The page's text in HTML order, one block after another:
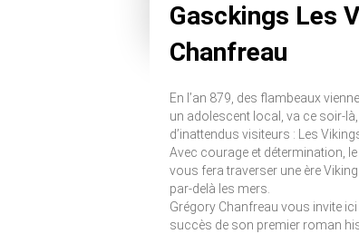
Gasckings Les
Chanfreau
En l’an 879, des flambeaux
un adolescent local, va ce soir-
d’inattendus visiteurs : Les
Avec courage et détermination,
vous fera traverser une ère
par-delà les mers.
Grégory Chanfreau vous invite
succès de son premier roman